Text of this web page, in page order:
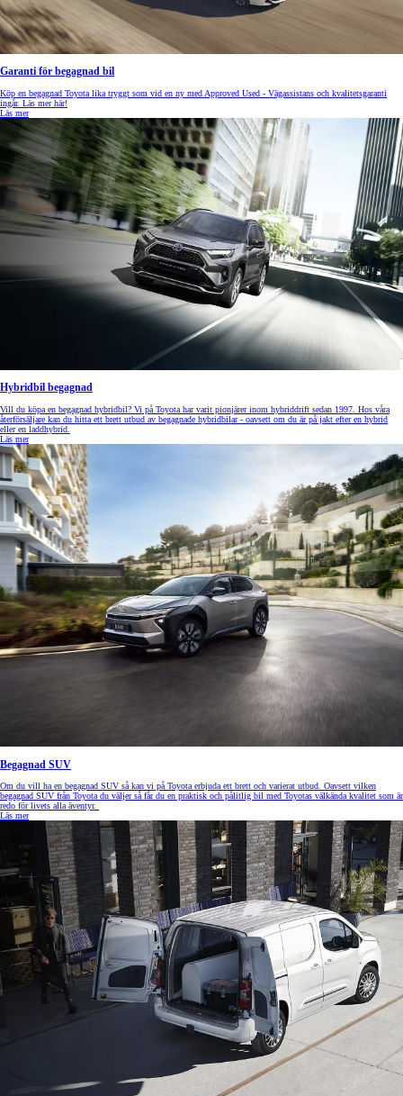
Garanti för begagnad bil
Köp en begagnad Toyota lika tryggt som vid en ny med Approved Used - Vägassistans och kvalitetsgaranti
ingår. Läs mer här!
Läs mer
Hybridbil begagnad
Vill du köpa en begagnad hybridbil? Vi på Toyota har varit pionjärer inom hybriddrift sedan 1997. Hos våra
återförsäljare kan du hitta ett brett utbud av begagnade hybridbilar - oavsett om du är på jakt efter en hybrid
eller en laddhybrid.
Läs mer
Begagnad SUV
Om du vill ha en begagnad SUV så kan vi på Toyota erbjuda ett brett och varierat utbud. Oavsett vilken
begagnad SUV från Toyota du väljer så får du en praktisk och pålitlig bil med Toyotas välkända kvalitet som är
redo för livets alla äventyr.
Läs mer